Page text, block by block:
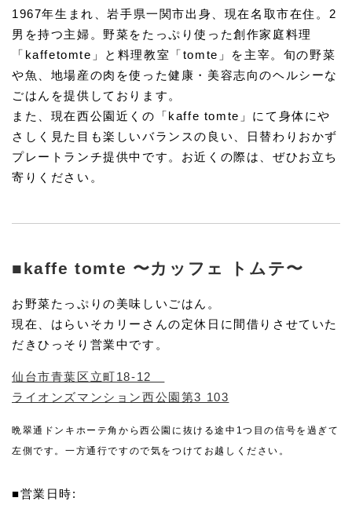
1967年生まれ、岩手県一関市出身、現在名取市在住。2
男を持つ主婦。野菜をたっぷり使った創作家庭料理
「kaffetomte」と料理教室「tomte」を主宰。旬の野菜
や魚、地場産の肉を使った健康・美容志向のヘルシーな
ごはんを提供しております。
また、現在西公園近くの「kaffe tomte」にて身体にや
さしく見た目も楽しいバランスの良い、日替わりおかず
プレートランチ提供中です。お近くの際は、ぜひお立ち
寄りください。
■kaffe tomte 〜カッフェ トムテ〜
お野菜たっぷりの美味しいごはん。
現在、はらいそカリーさんの定休日に間借りさせていた
だきひっそり営業中です。
仙台市青葉区立町18-12
ライオンズマンション西公園第3 103
晩翠通ドンキホーテ角から西公園に抜ける途中1つ目の信号を過ぎて
左側です。一方通行ですので気をつけてお越しください。
■営業日時: